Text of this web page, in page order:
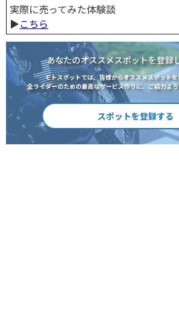
実際に売ってみた体験談
▶︎こちら
あなたのオススメスポットを登録
モトスポットでは、皆様からオススメスポット
全ライダーのための最高なサービス作りに、ご協力よろ
スポットを登録する